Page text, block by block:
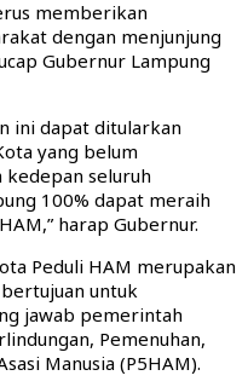
memberikan
dengan menjunjung
Gubernur Lampung
ini dapat ditularkan
yang belum
seluruh
100% dapat meraih
harap Gubernur.
Peduli HAM merupakan
untuk
jawab pemerintah
Pemenuhan,
Manusia (P5HAM).